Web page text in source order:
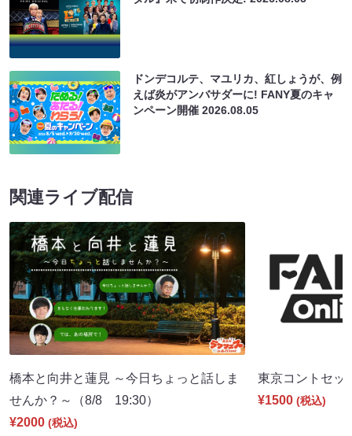
ドンデコルテ、マユリカ、紅しょうが、例
えば炎がアンバサダーに! FANY夏のキャ
ンペーン開催2026.08.05
関連ライブ配信
橋本と向井と蓮見 ～今日ちょっと話しま
せんか？～（8/8 19:30）
¥2000 (税込)
東京コントセ
¥1500 (税込)